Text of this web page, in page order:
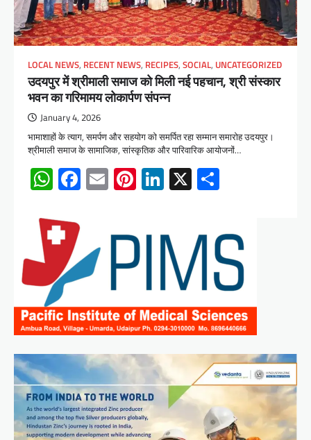
LOCAL NEWS, RECENT NEWS, RECIPES, SOCIAL, UNCATEGORIZED
उदयपुर में श्रीमाली समाज को मिली नई पहचान, श्री संस्कार
भवन का गरिमामय लोकार्पण संपन्न
January 4, 2026
भामाशाहों के त्याग, समर्पण और सहयोग को समर्पित रहा सम्मान समारोह उदयपुर।
श्रीमाली समाज के सामाजिक, सांस्कृतिक और पारिवारिक आयोजनों…
WhatsApp
Facebook
EmailPinterest
LinkedIn
X